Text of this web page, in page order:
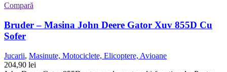
Compară
Bruder – Masina John Deere Gator Xuv 855D Cu
Sofer
Jucarii, Masinute, Motociclete, Elicoptere, Avioane
204,90 lei